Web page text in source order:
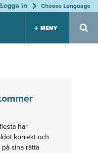
Choose Language
Logga in
Boards
durable
Keep the
order
har
korrekt och
sina rätta